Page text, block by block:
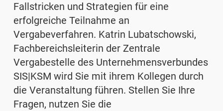
Fallstricken und Strategien für eine
erfolgreiche Teilnahme an
Vergabeverfahren. Katrin Lubatschowski,
Fachbereichsleiterin der Zentrale
Vergabestelle des Unternehmensverbundes
SIS|KSM wird Sie mit ihrem Kollegen durch
die Veranstaltung führen. Stellen Sie Ihre
Fragen, nutzen Sie die